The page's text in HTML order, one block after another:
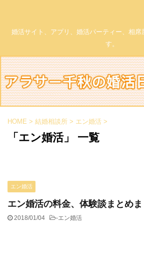
婚活サイト、アプリ、婚活パーティー、相席
す。
HOME > 結婚相談所 > エン婚活 >
「エン婚活」 一覧
エン婚活
エン婚活の料金、体験談まとめま
2018/01/04 -エン婚活